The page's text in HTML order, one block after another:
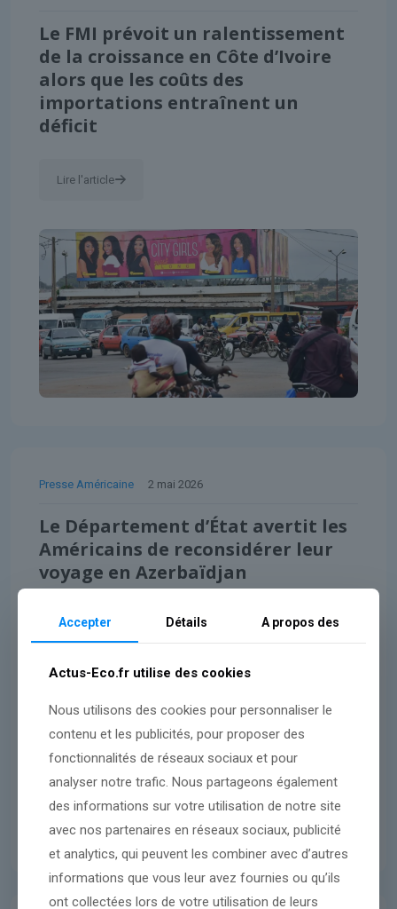
Le FMI prévoit un ralentissement
de la croissance en Côte d’Ivoire
alors que les coûts des
importations entraînent un
déficit
Lire l'article
Presse Américaine 2 mai 2026
Le Département d’État avertit les
Américains de reconsidérer leur
voyage en Azerbaïdjan
Lire l'article
Accepter Détails A propos des
Actus-Eco.fr utilise des cookies
Nous utilisons des cookies pour personnaliser le
contenu et les publicités, pour proposer des
fonctionnalités de réseaux sociaux et pour
analyser notre trafic. Nous partageons également
des informations sur votre utilisation de notre site
avec nos partenaires en réseaux sociaux, publicité
et analytics, qui peuvent les combiner avec d’autres
informations que vous leur avez fournies ou qu’ils
ont collectées lors de votre utilisation de leurs